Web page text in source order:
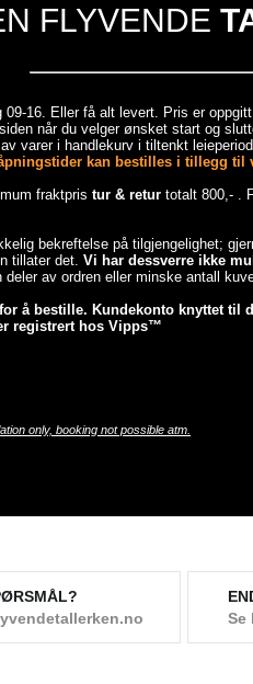
FLYVENDE
09-16. Eller få alt levert. Pris er
når du velger ønsket start og
varer i handlekurv i tiltenkt
kan bestilles i tillegg til
fraktpris tur & retur totalt 800,- .
bekreftelse på tilgjengelighet;
tillater det. Vi har dessverre ikke
av ordren eller minske antall
å bestille. Kundekonto knyttet
registrert hos Vipps™
only, booking not possible atm.
Se